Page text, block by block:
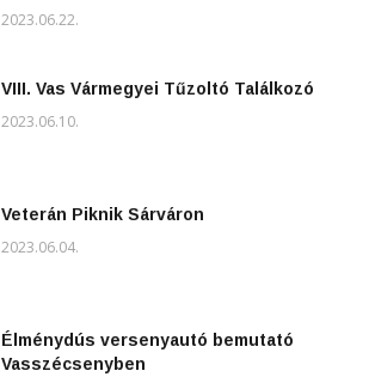
2023.06.22.
VIII. Vas Vármegyei Tűzoltó Találkozó
2023.06.10.
Veterán Piknik Sárváron
2023.06.04.
Élménydús versenyautó bemutató
Vasszécsenyben